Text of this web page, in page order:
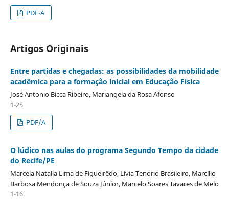
PDF-A
Artigos Originais
Entre partidas e chegadas: as possibilidades da mobilidade
acadêmica para a formação inicial em Educação Física
José Antonio Bicca Ribeiro, Mariangela da Rosa Afonso
1-25
PDF/A
O lúdico nas aulas do programa Segundo Tempo da cidade
do Recife/PE
Marcela Natalia Lima de Figueirêdo, Lívia Tenorio Brasileiro, Marcílio
Barbosa Mendonça de Souza Júnior, Marcelo Soares Tavares de Melo
1-16